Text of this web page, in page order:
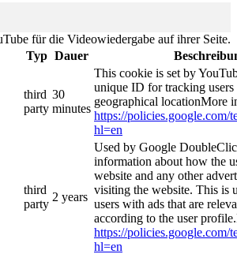
für die Videowiedergabe auf ihrer Seite.
Typ Dauer
third
party
30
minutes
This cookie is set by
unique ID for tracking users
geographical locationMore
https://policies.google.com/
hl=en
third
party
2 years
Used by Google
information about how the
website and any other
visiting the website. This is
users with ads that are
according to the user
https://policies.google.com/
hl=en